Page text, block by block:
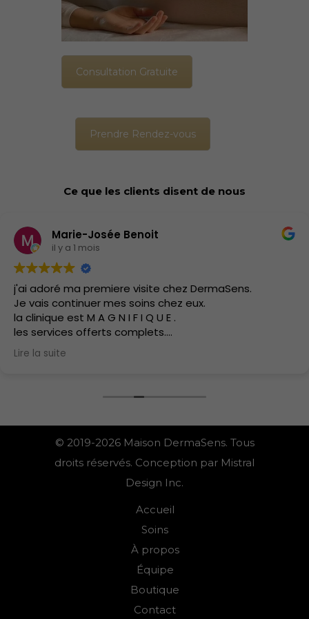
Consultation Gratuite
Prendre Rendez-vous
Ce que les clients disent de nous
Marie-Josée Benoit
il y a 1 mois
j'ai adoré ma premiere visite chez DermaSens.
Je vais continuer mes soins chez eux.
la clinique est M A G N I F I Q U E .
les services offerts complets.
J'ai hate d'y retourner.
les soins sont doux.
Lire la suite
© 2019-2026 Maison DermaSens. Tous
droits réservés. Conception par Mistral
Design Inc.
Accueil
Soins
À propos
Équipe
Boutique
Contact